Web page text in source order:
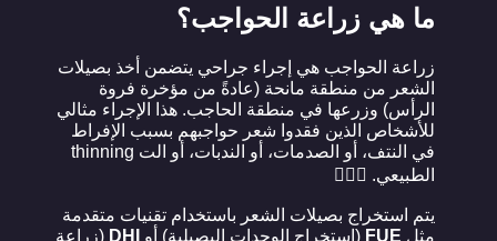
ما هي زراعة الحواجب؟
زراعة الحواجب هي إجراء جراحي يتضمن أخذ بصيلات
الشعر من منطقة مانحة (عادةً من مؤخرة فروة
الرأس) وزرعها في منطقة الحاجب. هذا الإجراء مثالي
للأشخاص الذين فقدوا شعر حواجبهم بسبب الإفراط
في النتف، أو الصدمات، أو الندبات، أو الت thinning
الطبيعي. 💇‍♀️✨
يتم استخراج بصيلات الشعر باستخدام تقنيات متقدمة
مثل FUE (استخراج الوحدات البصيلية) أو DHI (زراعة